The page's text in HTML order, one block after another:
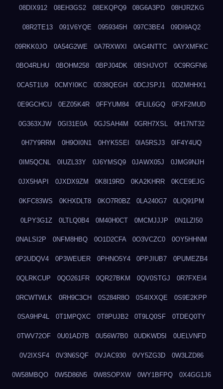
08DIX912 08EH3GS2 08EKQPQ9 08G6A3PD 08HJRZKG
08R2TE13 091V6YQE 0959345H 097C3BE4 09DI9AQ2
09RKK0JO 0A54G2WE 0A7RXWXI 0AG4NTTC 0AYXMFKC
0BO4RLHU 0BOHM258 0BPJ04DK 0BSHJVOT 0C9RGFN6
0CA5T1U9 0CMYI0KC 0D38QEGH 0DCJSPJ1 0DZMHHX1
0E9GCHCU 0EZ05K4R 0FFYUM84 0FLIL6GQ 0FXF2MUD
0G363XJW 0GI31E0A 0GJSAH4M 0GRH7XSL 0H17NT32
0H7Y9RRM 0H9OI0N1 0HYK5SEI 0IA5RSJ3 0IF4Y4UQ
0IM5QCNL 0IUZL33Y 0J6YMSQ9 0JAWX05J 0JMG9NJH
0JX5HAPI 0JXDX9ZM 0K8I19RD 0KA2KHRR 0KCE9EJG
0KFC83WS 0KHXDLT8 0KO7R0BZ 0LA240G7 0LIQ91PM
0LPY3G1Z 0LTLQ0B4 0M40H0CT 0MCMJJJP 0N1LZI50
0NALSI2P 0NFM8HBQ 0O1D2CFA 0O3VCZC0 0OY5HHNM
0P2UDQV4 0P3WEUER 0PHNO5Y4 0PPJIUB7 0PUMEZB4
0QLRKCUP 0QO261FR 0QR27BKM 0QV0STGJ 0R7FXEI4
0RCWTWLK 0RH9C3CH 0S284R8O 0S4IXXQE 0S9E2KPP
0SA9HP4L 0T1MPQXC 0T8PUJB2 0T9LQ0SF 0TDEQ0TY
0TWV72OF 0U01AD7B 0U56W7B0 0UDKWD5I 0UELVNFD
0V2IXSF4 0V3N6SQF 0VJAC930 0VY5ZG3D 0W3LZD86
0W58MBQO 0W5D86N5 0W8SOPXW 0WY1BFPQ 0X4GG1J6